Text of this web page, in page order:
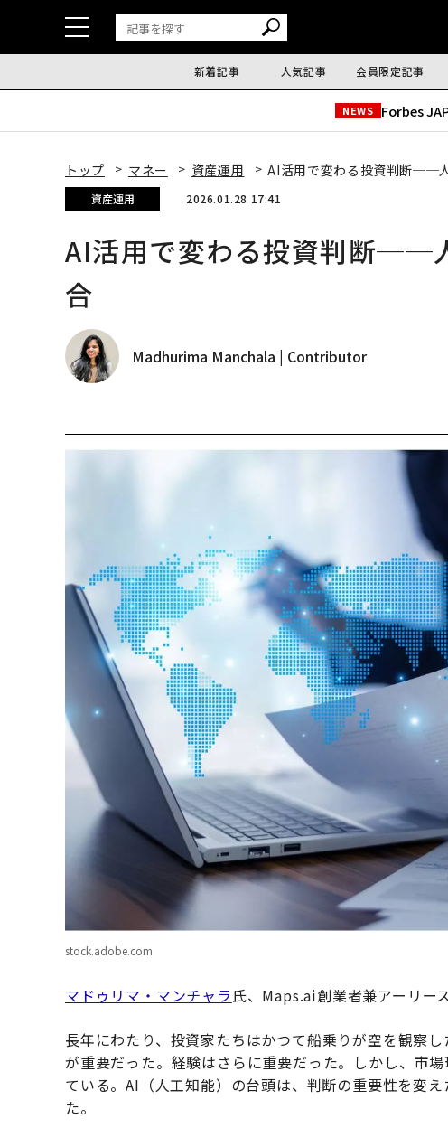
新着記事 人気記事 会員限定記事
NEWS Forbes
トップ マネー 資産運用 AI活用で変わる投資判断──
資産運用 2026.01.28 17:41
AI活用で変わる投資判断──
合
Madhurima Manchala | Contributor
stock.adobe.com
マドゥリマ・マンチャラ氏、Maps.ai創業者兼アーリー
長年にわたり、投資家たちはかつて船乗りが空を観察
が重要だった。経験はさらに重要だった。しかし、市
ている。AI（人工知能）の台頭は、判断の重要性を変
た。